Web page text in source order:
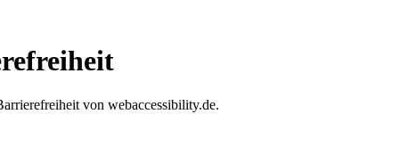
von webaccessibility.de.